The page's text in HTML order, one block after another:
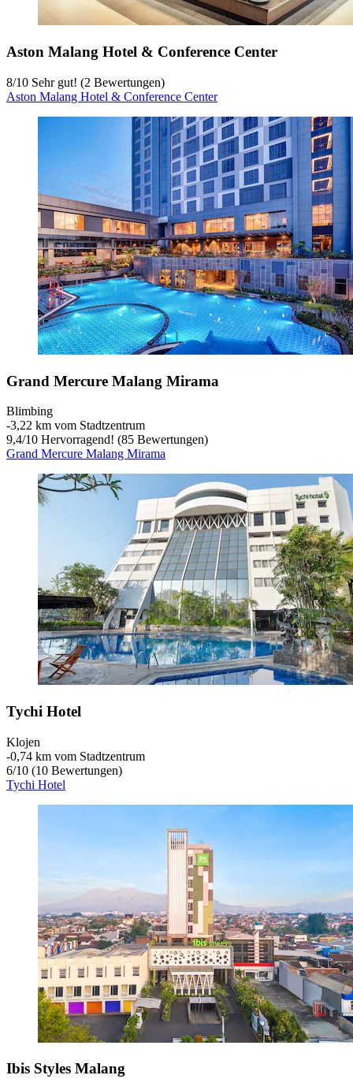
Aston Malang Hotel & Conference Center
8/10 Sehr gut! (2 Bewertungen)
Aston Malang Hotel & Conference Center
Grand Mercure Malang Mirama
Blimbing
‐3,22 km vom Stadtzentrum
9,4/10 Hervorragend! (85 Bewertungen)
Grand Mercure Malang Mirama
Tychi Hotel
Klojen
‐0,74 km vom Stadtzentrum
6/10 (10 Bewertungen)
Tychi Hotel
Ibis Styles Malang